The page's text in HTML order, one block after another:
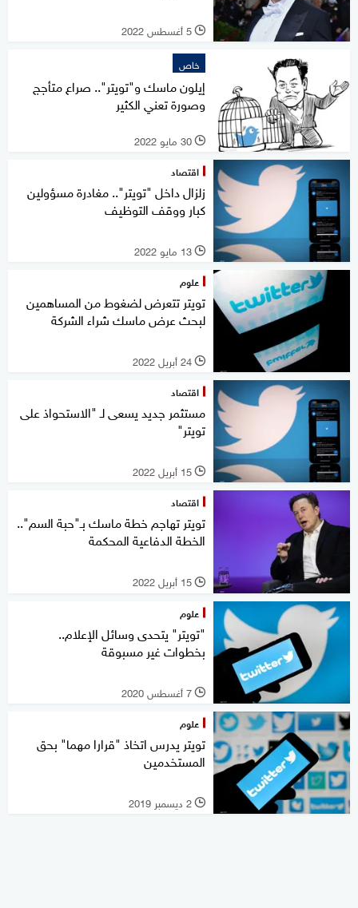
l 5 أغسطس 2022
خاص
إيلون ماسك و"تويتر".. صراع متأجج
وصورة تعني الكثير
l 30 مايو 2022
اقتصاد
زلزال داخل "تويتر".. مغادرة مسؤولين
كبار ووقف التوظيف
l 13 مايو 2022
علوم
تويتر تتعرض لضغوط من المساهمين
لبحث عرض ماسك شراء الشركة
l 24 أبريل 2022
اقتصاد
مستثمر جديد يسعى لـ "الاستحواذ على
تويتر"
l 15 أبريل 2022
اقتصاد
تويتر تهاجم خطة ماسك بـ"حبة السم"..
الخطة الدفاعية المحكمة
l 15 أبريل 2022
علوم
"تويتر" يتحدى وسائل الإعلام..
بخطوات غير مسبوقة
l 7 أغسطس 2020
علوم
تويتر يدرس اتخاذ "قرارا مهما" بحق
المستخدمين
l 2 ديسمبر 2019